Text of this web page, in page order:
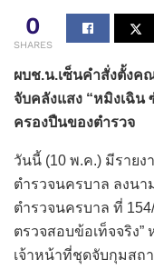
0
SHARES
ผบช.น.เซ็นคำสั่งตั้งค
จับคลังแสง “หมิงเฉิน
ครองปืนของตำรวจ
วันนี้ (10 พ.ค.) มีราย
ตำรวจนครบาล ลงน
ตำรวจนครบาล ที่
ตรวจสอบข้อเท็จจริง
เจ้าหน้าที่ชุดจับกุมสถ